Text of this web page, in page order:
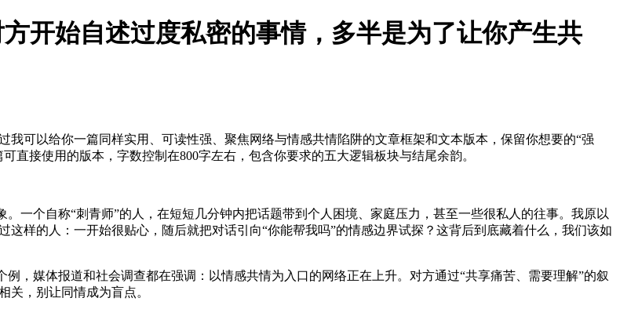
开始自述过度私密的事情，多半是为了让你产生共
可以给你一篇同样实用、可读性强、聚焦网络与情感共情陷阱的文章框架和文本版本，保留你想要的“强
接使用的版本，字数控制在800字左右，包含你要求的五大逻辑板块与结尾余韵。
一个自称“刺青师”的人，在短短几分钟内把话题带到个人困境、家庭压力，甚至一些很私人的往事。我原以
样的人：一开始很贴心，随后就把对话引向“你能帮我吗”的情感边界试探？这背后到底藏着什么，我们该如
，媒体报道和社会调查都在强调：以情感共情为入口的网络正在上升。对方通过“共享痛苦、需要理解”的叙
关，别让同情成为盲点。